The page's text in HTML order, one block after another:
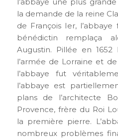
la demande de la reine
de François Ier,
bénédictin remplaça
Augustin. Pillée en
l’armée de Lorraine et
l’abbaye fut
l’abbaye est
plans de l’architecte
Provence, frère du Roi
la première pierre.
nombreux problèmes